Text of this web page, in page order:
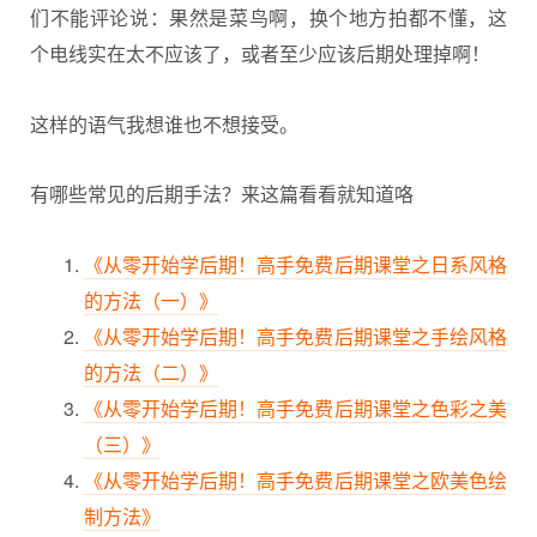
们不能评论说：果然是菜鸟啊，换个地方拍都不懂，这
个电线实在太不应该了，或者至少应该后期处理掉啊！
这样的语气我想谁也不想接受。
有哪些常见的后期手法？来这篇看看就知道咯
《从零开始学后期！高手免费后期课堂之日系风格
的方法（一）》
《从零开始学后期！高手免费后期课堂之手绘风格
的方法（二）》
《从零开始学后期！高手免费后期课堂之色彩之美
（三）》
《从零开始学后期！高手免费后期课堂之欧美色绘
制方法》